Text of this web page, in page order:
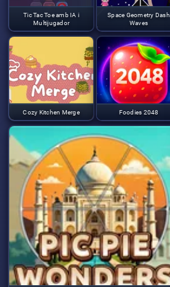
Tic Tac Toe amb IA i
Multijugador
Space Geometry Dash
Waves
Cozy Kitchen Merge Foodies 2048